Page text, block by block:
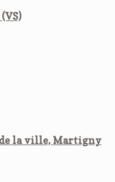
de la ville, Martigny